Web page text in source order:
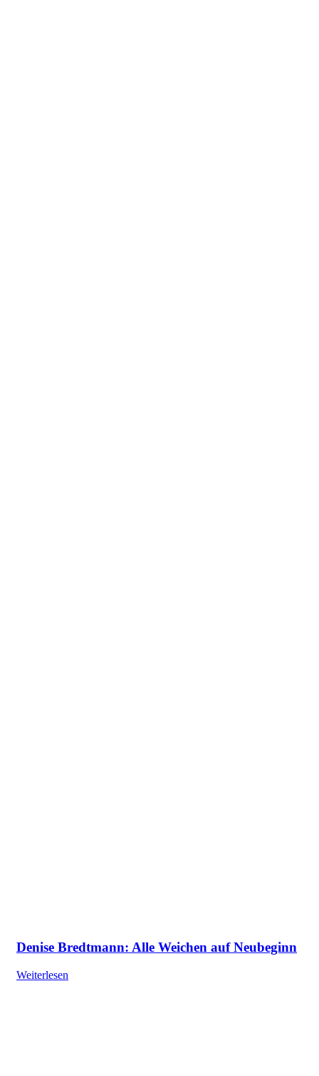
Denise Bredtmann: Alle Weichen auf Neubeginn
Weiterlesen